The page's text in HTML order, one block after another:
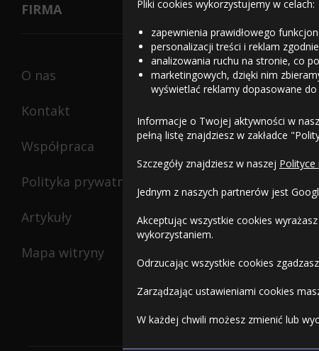
Pliki cookies wykorzystujemy w celach:
zapewnienia prawidłowego
personalizacji treści i reklam
analizowania ruchu na stronie, co
marketingowych, dzięki nim
wyświetlać reklamy dopasowane
Informacje o Twojej aktywności w
pełną listę znajdziesz w zakładce
Szczegóły znajdziesz w naszej Polityce
Jednym z naszych partnerów jest
Akceptując wszystkie cookies
wykorzystaniem.
Odrzucając wszystkie cookies
Zarządzając ustawieniami cookies
W każdej chwili możesz zmienić lub
FIRMA
O nas
Kontakt
Współpraca
Polityka prywatności
Artykuły
Mapa witryny